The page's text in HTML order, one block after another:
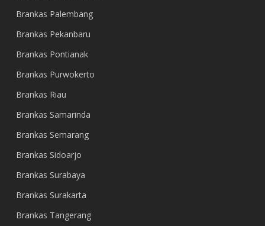
Brankas Palembang
Brankas Pekanbaru
Brankas Pontianak
Brankas Purwokerto
Brankas Riau
Brankas Samarinda
Brankas Semarang
Brankas Sidoarjo
Brankas Surabaya
Brankas Surakarta
Brankas Tangerang